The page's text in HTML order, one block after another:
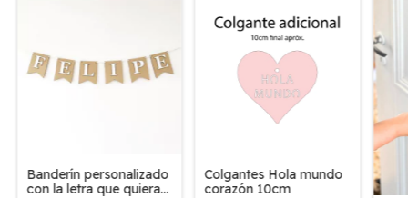
Banderín personalizado
con la letra que quieras
Colgantes Hola mundo
corazón 10cm